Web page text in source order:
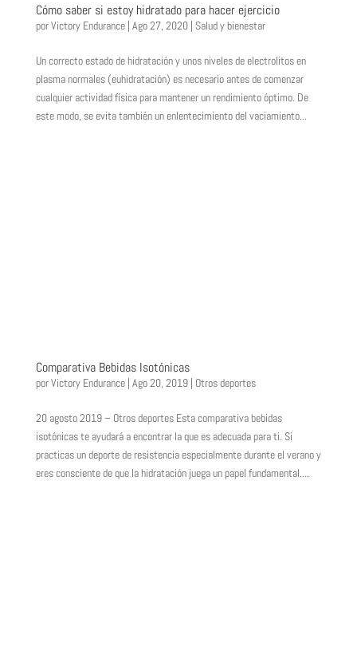
Cómo saber si estoy hidratado para hacer ejercicio
porVictory Endurance| Ago 27, 2020| Salud y bienestar
Un correcto estado de hidratación y unos niveles de electrolitos en
plasma normales (euhidratación) es necesario antes de comenzar
cualquier actividad física para mantener un rendimiento óptimo. De
este modo, se evita también un enlentecimiento del vaciamiento...
Comparativa Bebidas Isotónicas
porVictory Endurance| Ago 20, 2019| Otros deportes
20 agosto 2019 – Otros deportes Esta comparativa bebidas
isotónicas te ayudará a encontrar la que es adecuada para ti. Si
practicas un deporte de resistencia especialmente durante el verano y
eres consciente de que la hidratación juega un papel fundamental....